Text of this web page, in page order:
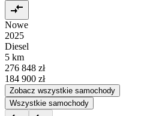
Nowe
2025
Diesel
5 km
276 848 zł
184 900 zł
Zobacz wszystkie samochody
Wszystkie samochody